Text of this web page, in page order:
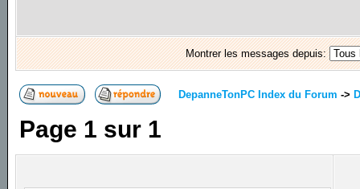
Montrer les messages depuis:
DepanneTonPC Index du Forum ->
Page 1 sur 1